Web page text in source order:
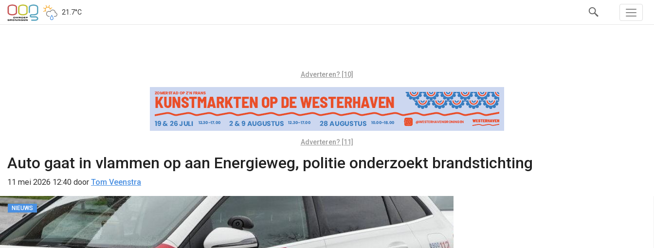
21.7°C
Adverteren? [10]
Adverteren? [11]
Auto gaat in vlammen op aan Energieweg, politie onderzoekt brandstichting
11 mei 2026 12:40 door Tom Veenstra
NIEUWS